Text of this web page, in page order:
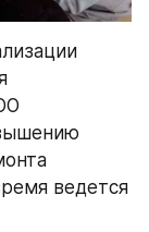
ведется